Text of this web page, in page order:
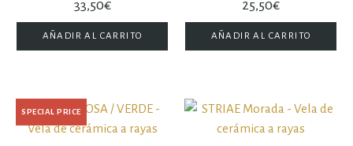
33,50€
AÑADIR AL CARRITO
25,50€
AÑADIR AL CARRITO
SPECIAL PRICE